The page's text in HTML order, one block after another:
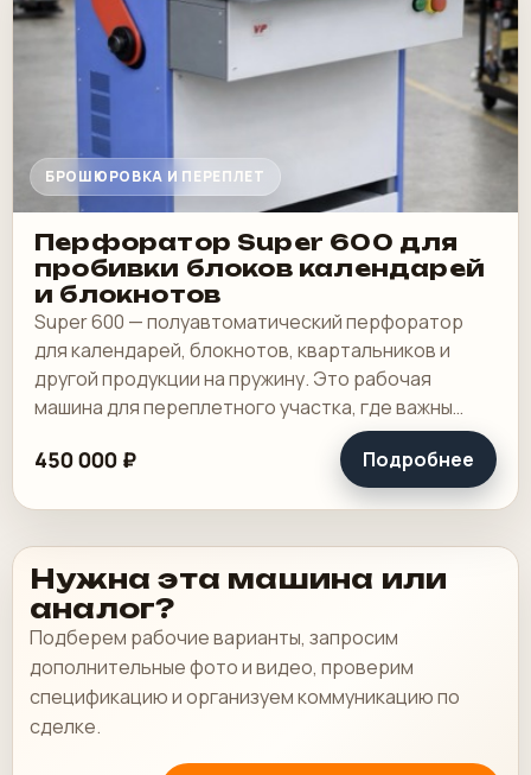
БРОШЮРОВКА И ПЕРЕПЛЕТ
Перфоратор Super 600 для
пробивки блоков календарей
и блокнотов
Super 600 — полуавтоматический перфоратор
для календарей, блокнотов, квартальников и
другой продукции на пружину. Это рабочая
машина для переплетного участка, где важны
широкая зона пробивки, быстрая смена
инструмента и.
450 000 ₽ Подробнее
Нужна эта машина или
аналог?
Подберем рабочие варианты, запросим
дополнительные фото и видео, проверим
спецификацию и организуем коммуникацию по
сделке.